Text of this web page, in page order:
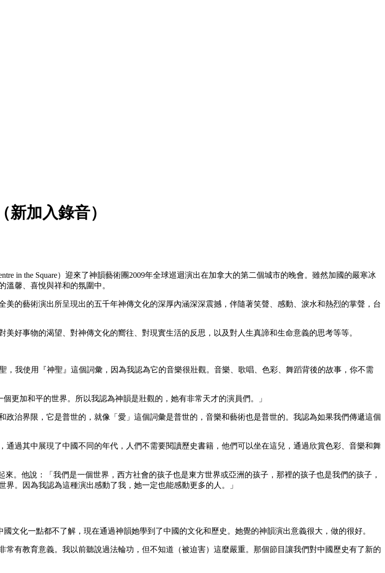
加入錄音）
in the Square）迎來了神韻藝術團2009年全球巡迴演出在加拿大的第二個城市的晚會。雖然加國的嚴寒冰
馨、喜悅與祥和的氛圍中。
的藝術演出所呈現出的五千年神傳文化的深厚內涵深深震撼，伴隨著笑聲、感動、淚水和熱烈的掌聲，台
好事物的渴望、對神傳文化的嚮往、對現實生活的反思，以及對人生真諦和生命意義的思考等等。
，我使用『神聖』這個詞彙，因為我認為它的音樂很壯觀。音樂、歌唱、色彩、舞蹈背後的故事，你不需
更加和平的世界。所以我認為神韻是壯觀的，她有非常天才的演員們。」
治界限，它是普世的，就像「愛」這個詞彙是普世的，音樂和藝術也是普世的。我認為如果我們傳遞這個
過其中展現了中國不同的年代，人們不需要閱讀歷史書籍，他們可以坐在這兒，通過欣賞色彩、音樂和舞
。他說：「我們是一個世界，西方社會的孩子也是東方世界或亞洲的孩子，那裡的孩子也是我們的孩子，
。因為我認為這種演出感動了我，她一定也能感動更多的人。」
文化一點都不了解，現在通過神韻她學到了中國的文化和歷史。她覺的神韻演出意義很大，做的很好。
有教育意義。我以前聽說過法輪功，但不知道（被迫害）這麼嚴重。那個節目讓我們對中國歷史有了新的